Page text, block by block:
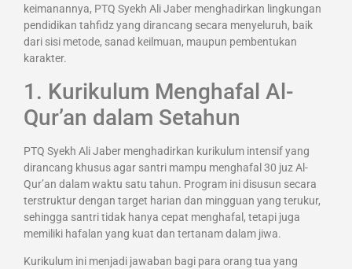
keimanannya, PTQ Syekh Ali Jaber menghadirkan lingkungan
pendidikan tahfidz yang dirancang secara menyeluruh, baik
dari sisi metode, sanad keilmuan, maupun pembentukan
karakter.
1. Kurikulum Menghafal Al-
Qur’an dalam Setahun
PTQ Syekh Ali Jaber menghadirkan kurikulum intensif yang
dirancang khusus agar santri mampu menghafal 30 juz Al-
Qur’an dalam waktu satu tahun. Program ini disusun secara
terstruktur dengan target harian dan mingguan yang terukur,
sehingga santri tidak hanya cepat menghafal, tetapi juga
memiliki hafalan yang kuat dan tertanam dalam jiwa.
Kurikulum ini menjadi jawaban bagi para orang tua yang